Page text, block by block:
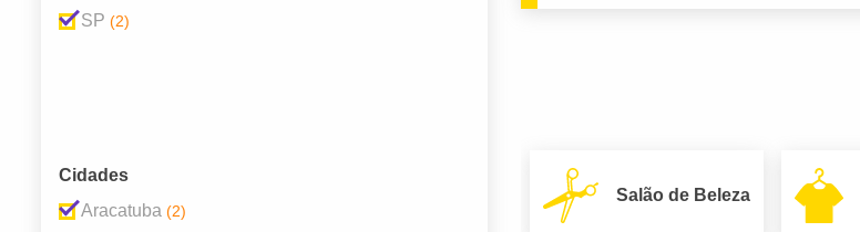
SP (2)
Cidades
Aracatuba (2)
Salão de Beleza